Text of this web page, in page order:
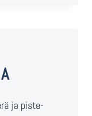
ja piste-